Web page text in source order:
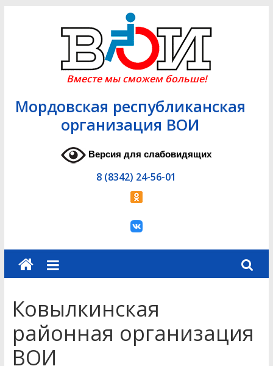
Вместе мы сможем больше!
Мордовская республиканская
организация ВОИ
Версия для слабовидящих
8 (8342) 24-56-01
Ковылкинская
районная организация
ВОИ